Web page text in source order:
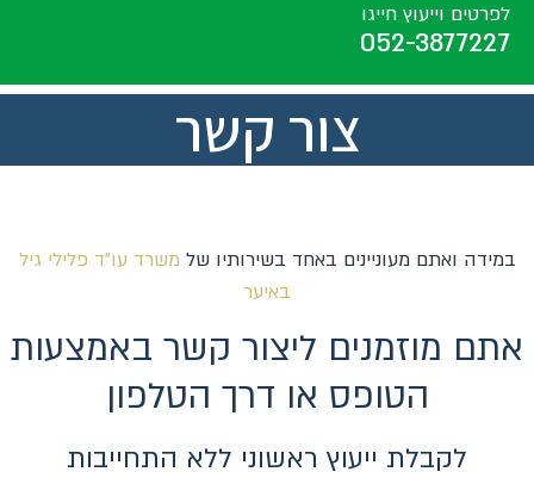
לפרטים וייעוץ חייגו
052-3877227
צור קשר
במידה ואתם מעוניינים באחד בשירותיו של משרד עו"ד פלילי גיל
באיער
אתם מוזמנים ליצור קשר באמצעות
הטופס או דרך הטלפון
לקבלת ייעוץ ראשוני ללא התחייבות